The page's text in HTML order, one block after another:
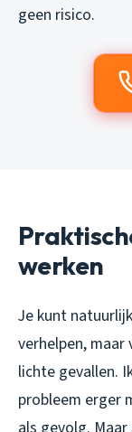
geen risico.
werken
Je kunt
verhelpen,
lichte gevallen.
probleem erger